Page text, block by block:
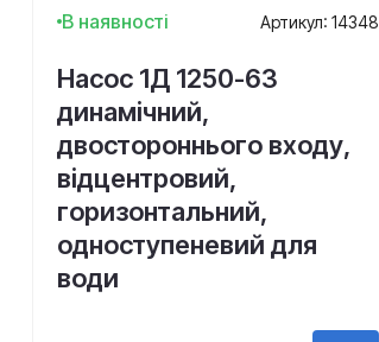
В наявності Артикул: 14348
Насос 1Д 1250-63
динамічний,
двостороннього входу,
відцентровий,
горизонтальний,
одноступеневий для
води